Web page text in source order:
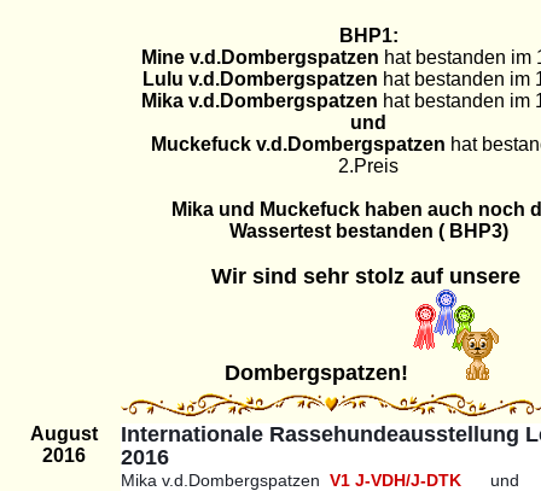
BHP1:
Mine v.d.Dombergspatzen hat bestanden im
Lulu v.d.Dombergspatzen hat bestanden im
Mika v.d.Dombergspatzen hat bestanden im
und
Muckefuck v.d.Dombergspatzen hat
2.Preis
Mika und Muckefuck haben auch noch
Wassertest bestanden ( BHP3)
Wir sind sehr stolz auf unsere
Dombergspatzen!
August
2016
Internationale Rassehundeausstellung
2016
Mika v.d.Dombergspatzen V1 J-VDH/J-DTK
und